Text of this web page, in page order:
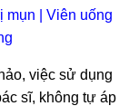
mụn
Viên uống
việc sử dụng
sĩ, không tự áp